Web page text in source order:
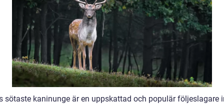
sötaste kaninunge är en uppskattad och populär följeslagare